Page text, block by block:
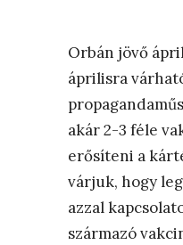
Orbán jövő
áprilisra
akár 2-3 féle
erősíteni a
várjuk, hogy
azzal
származó